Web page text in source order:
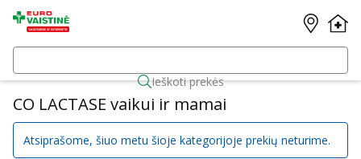
Ieškoti prekės
CO LACTASE vaikui ir mamai
Atsiprašome, šiuo metu šioje kategorijoje prekių neturime.